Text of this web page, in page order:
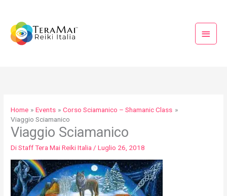
contenuto
Home Events
Corso Sciamanico – Shamanic Class
Viaggio Sciamanico
Viaggio Sciamanico
DiStaff Tera Mai Reiki Italia /Luglio 26, 2018